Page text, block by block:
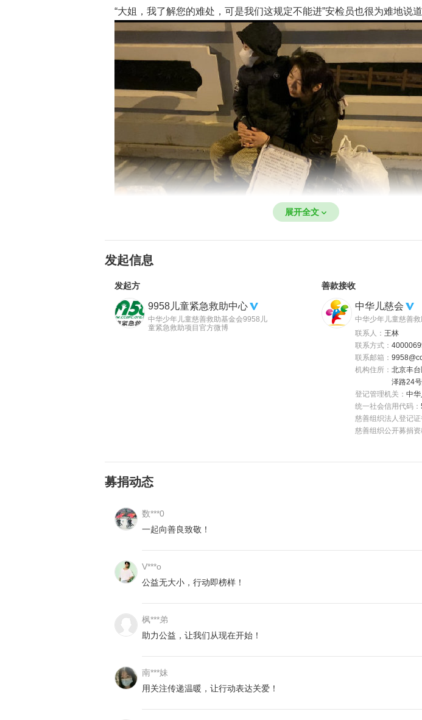
“大姐，我了解您的难处，可是我们这规定不能进”安检员也很为难地说道
生就患有免疫缺陷PRK3CD，直到2015年才最终确诊，这八年一直坚持
持生命，医院俨然已经成为了孩子的第二个家。
2018年10月，接到医院通知，脐带血库配到了8个点的脐带血，可以通
望而却步。
2019年11月，又是回到上海复查的日子，这一次没有之前幸运，医生
些年为了儿子的病，她已经借遍了亲戚朋友，至今都还没有还上，如今
她。
展开全文
发起信息
发起方
9958儿童紧急救助中心
中华少年儿童慈善救助基金会9958儿
童紧急救助项目官方微博
善款接收
中华儿慈会
中华少年儿童慈善
联系人： 王林
联系方式：
联系邮箱：
机构住所： 北京丰
泽路24
登记管理机关： 中
统一社会信用代码：
慈善组织法人登记证
慈善组织公开募捐资
募捐动态
数***0
一起向善良致敬！
V***o
公益无大小，行动即榜样！
枫***弟
助力公益，让我们从现在开始！
南***妹
用关注传递温暖，让行动表达关爱！